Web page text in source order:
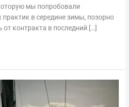
мы попробовали
в середине зимы, позорно
от контракта в последний […]